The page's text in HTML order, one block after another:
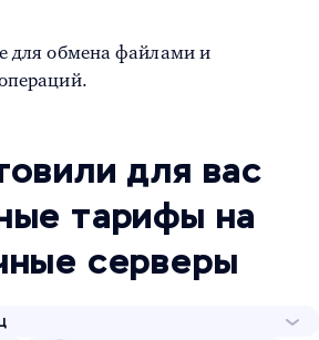
для обмена файлами и
для вас
тарифы на
серверы